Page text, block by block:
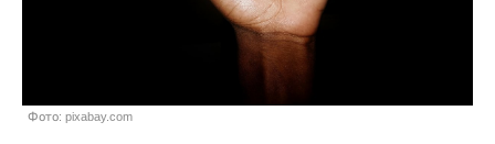
Фото: pixabay.com